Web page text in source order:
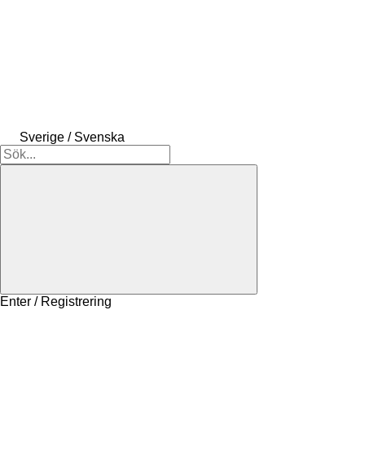
Sverige / Svenska
Enter / Registrering